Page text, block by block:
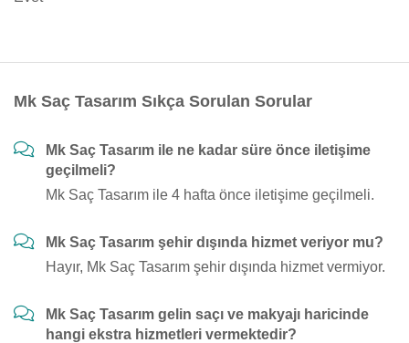
Mk Saç Tasarım Sıkça Sorulan Sorular
Mk Saç Tasarım ile ne kadar süre önce iletişime
geçilmeli?
Mk Saç Tasarım ile 4 hafta önce iletişime geçilmeli.
Mk Saç Tasarım şehir dışında hizmet veriyor mu?
Hayır, Mk Saç Tasarım şehir dışında hizmet vermiyor.
Mk Saç Tasarım gelin saçı ve makyajı haricinde
hangi ekstra hizmetleri vermektedir?